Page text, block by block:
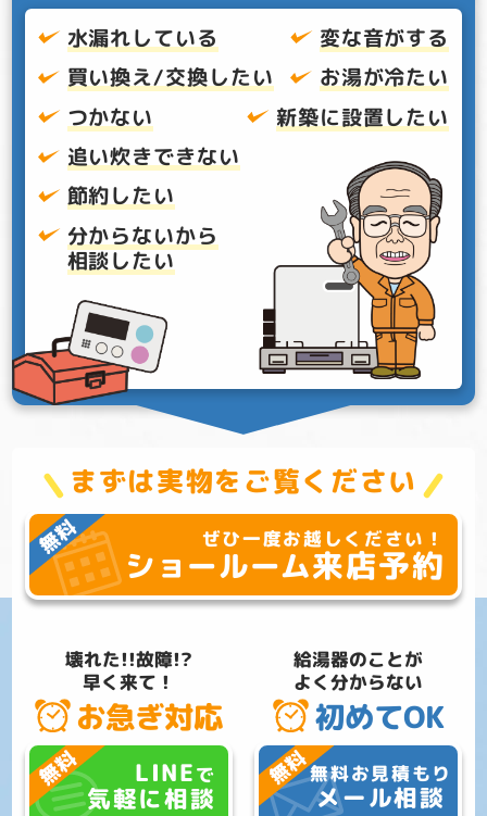
水漏れしている
変な音がする
買い換え/交換したい
お湯が冷たい
つかない
新築に設置したい
追い炊きできない
節約したい
分からないから
相談したい
まずは実物をご覧ください
壊れた!!故障!?
早く来て！
お急ぎ対応
LINEで
気軽に相談
給湯器のことが
よく分からない
初めてOK
無料お見積もり
メール相談
ぜひ一度お越しください！
ショールーム来店予約